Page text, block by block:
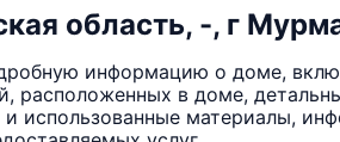
область, -, г
информацию о доме,
расположенных в доме,
и использованные материалы,